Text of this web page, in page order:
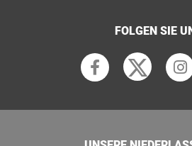
FOLGEN SIE